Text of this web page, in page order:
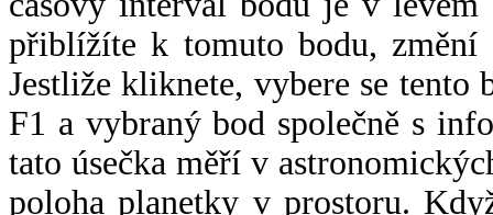
přiblížíte k tomuto bodu,
Jestliže kliknete, vybere se tento
F1 a vybraný bod společně s
tato úsečka měří v
poloha planetky v prostoru.